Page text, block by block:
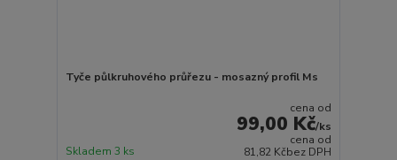
Tyče půlkruhového průřezu - mosazný profil Ms
cena od
99,00 Kč/ks
cena od
81,82 Kčbez DPH
Skladem 3 ks